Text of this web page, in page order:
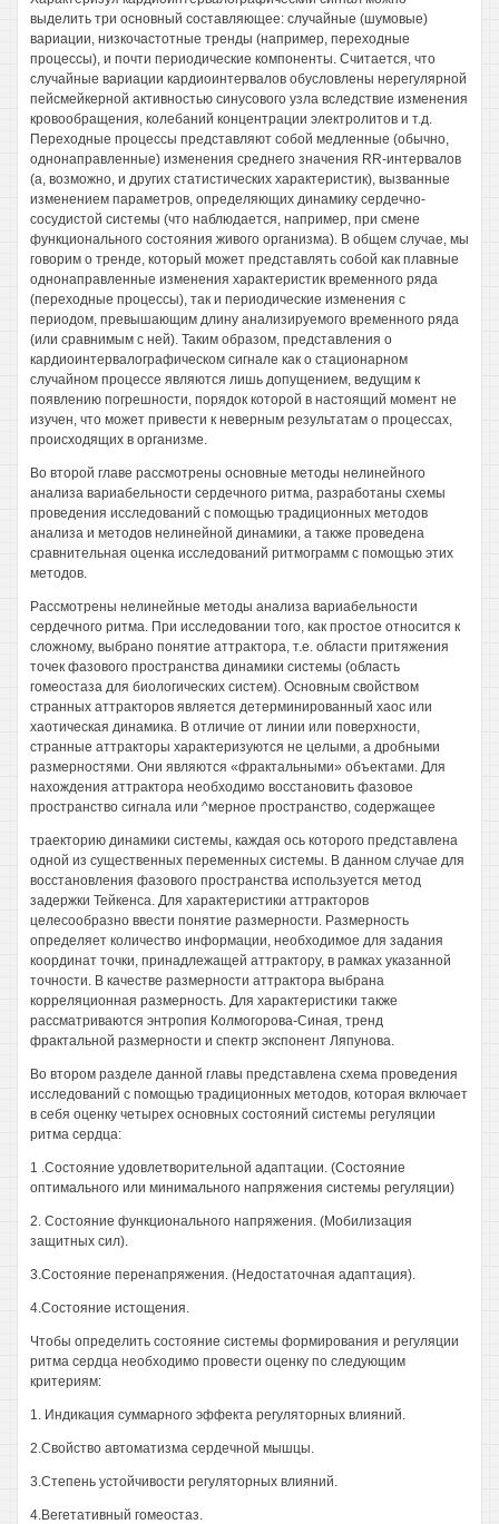
выделить три основный составляющее: случайные (шумовые)
вариации, низкочастотные тренды (например, переходные
процессы), и почти периодические компоненты. Считается, что
случайные вариации кардиоинтервалов обусловлены нерегулярной
пейсмейкерной активностью синусового узла вследствие изменения
кровообращения, колебаний концентрации электролитов и т.д.
Переходные процессы представляют собой медленные (обычно,
однонаправленные) изменения среднего значения RR-интервалов
(а, возможно, и других статистических характеристик), вызванные
изменением параметров, определяющих динамику сердечно-
сосудистой системы (что наблюдается, например, при смене
функционального состояния живого организма). В общем случае, мы
говорим о тренде, который может представлять собой как плавные
однонаправленные изменения характеристик временного ряда
(переходные процессы), так и периодические изменения с
периодом, превышающим длину анализируемого временного ряда
(или сравнимым с ней). Таким образом, представления о
кардиоинтервалографическом сигнале как о стационарном
случайном процессе являются лишь допущением, ведущим к
появлению погрешности, порядок которой в настоящий момент не
изучен, что может привести к неверным результатам о процессах,
происходящих в организме.
Во второй главе рассмотрены основные методы нелинейного
анализа вариабельности сердечного ритма, разработаны схемы
проведения исследований с помощью традиционных методов
анализа и методов нелинейной динамики, а также проведена
сравнительная оценка исследований ритмограмм с помощью этих
методов.
Рассмотрены нелинейные методы анализа вариабельности
сердечного ритма. При исследовании того, как простое относится к
сложному, выбрано понятие аттрактора, т.е. области притяжения
точек фазового пространства динамики системы (область
гомеостаза для биологических систем). Основным свойством
странных аттракторов является детерминированный хаос или
хаотическая динамика. В отличие от линии или поверхности,
странные аттракторы характеризуются не целыми, а дробными
размерностями. Они являются «фрактальными» объектами. Для
нахождения аттрактора необходимо восстановить фазовое
пространство сигнала или ^мерное пространство, содержащее
траекторию динамики системы, каждая ось которого представлена
одной из существенных переменных системы. В данном случае для
восстановления фазового пространства используется метод
задержки Тейкенса. Для характеристики аттракторов
целесообразно ввести понятие размерности. Размерность
определяет количество информации, необходимое для задания
координат точки, принадлежащей аттрактору, в рамках указанной
точности. В качестве размерности аттрактора выбрана
корреляционная размерность. Для характеристики также
рассматриваются энтропия Колмогорова-Синая, тренд
фрактальной размерности и спектр экспонент Ляпунова.
Во втором разделе данной главы представлена схема проведения
исследований с помощью традиционных методов, которая включает
в себя оценку четырех основных состояний системы регуляции
ритма сердца:
1 .Состояние удовлетворительной адаптации. (Состояние
оптимального или минимального напряжения системы регуляции)
2. Состояние функционального напряжения. (Мобилизация
защитных сил).
3.Состояние перенапряжения. (Недостаточная адаптация).
4.Состояние истощения.
Чтобы определить состояние системы формирования и регуляции
ритма сердца необходимо провести оценку по следующим
критериям:
1. Индикация суммарного эффекта регуляторных влияний.
2.Свойство автоматизма сердечной мышцы.
3.Степень устойчивости регуляторных влияний.
4.Вегетативный гомеостаз.